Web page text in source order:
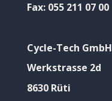
Fax: 055 211 07 00
Cycle-Tech GmbH
Werkstrasse 2d
8630 Rüti